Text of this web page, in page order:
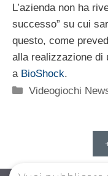
L’azienda non ha
successo” su cui
questo, come
alla realizzazione di
a BioShock.
Categorie
Videogiochi